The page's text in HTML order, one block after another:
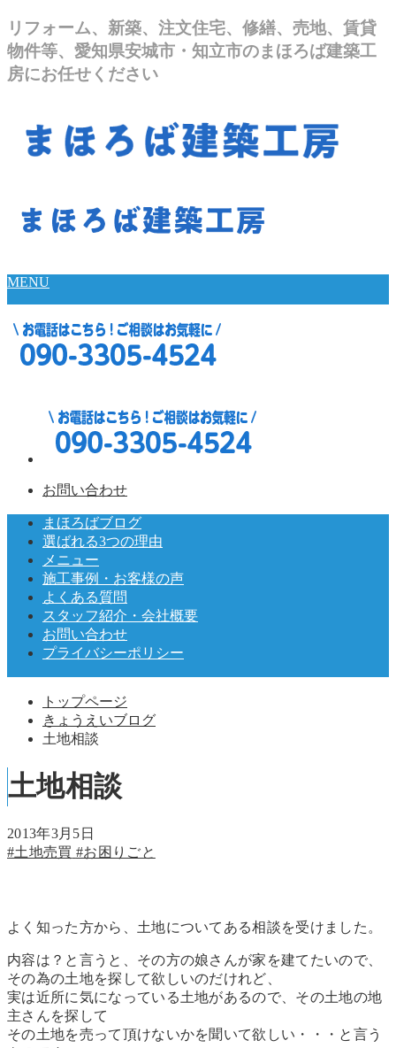
リフォーム、新築、注文住宅、修繕、売地、賃貸
物件等、愛知県安城市・知立市のまほろば建築工
房にお任せください
MENU
お問い合わせ
まほろばブログ
選ばれる3つの理由
メニュー
施工事例・お客様の声
よくある質問
スタッフ紹介・会社概要
お問い合わせ
プライバシーポリシー
トップページ
きょうえいブログ
土地相談
土地相談
2013年3月5日
#土地売買 #お困りごと
よく知った方から、土地についてある相談を受けました。
内容は？と言うと、その方の娘さんが家を建てたいので、
その為の土地を探して欲しいのだけれど、
実は近所に気になっている土地があるので、その土地の地
主さんを探して
その土地を売って頂けないかを聞いて欲しい・・・と言う